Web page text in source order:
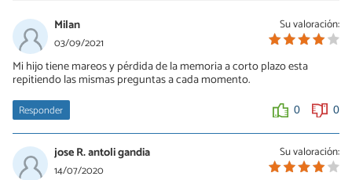
Su valoración:
Milan
03/09/2021
Mi hijo tiene mareos y pérdida de la memoria a corto plazo esta
repitiendo las mismas preguntas a cada momento.
Responder 0 0
Su valoración:
jose R. antoli gandia
14/07/2020